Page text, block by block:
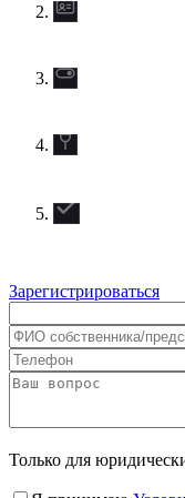
Зарегистрироваться
Только для